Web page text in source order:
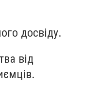
досвіду.
від